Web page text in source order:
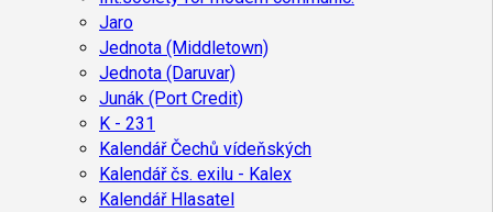
Jaro
Jednota (Middletown)
Jednota (Daruvar)
Junák (Port Credit)
K - 231
Kalendář Čechů vídeňských
Kalendář čs. exilu - Kalex
Kalendář Hlasatel